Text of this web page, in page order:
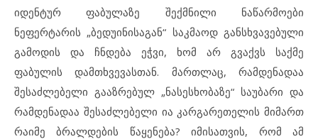
იდენტურ ფაბულაზე შექმნილი ნაწარმოები
ნეფერტარის „ბედუინისაგან“ საკმაოდ განსხვავებული
გამოდის და ჩნდება ეჭვი, ხომ არ გვაქვს საქმე
ფაბულის დამთხვევასთან. მართლაც, რამდენადაა
შესაძლებელი გააზრებულ „ნასესხობაზე“ საუბარი და
რამდენადაა შესაძლებელი ია კარგარეთელის მიმართ
რაიმე ბრალდების წაყენება? იმისათვის, რომ ამ